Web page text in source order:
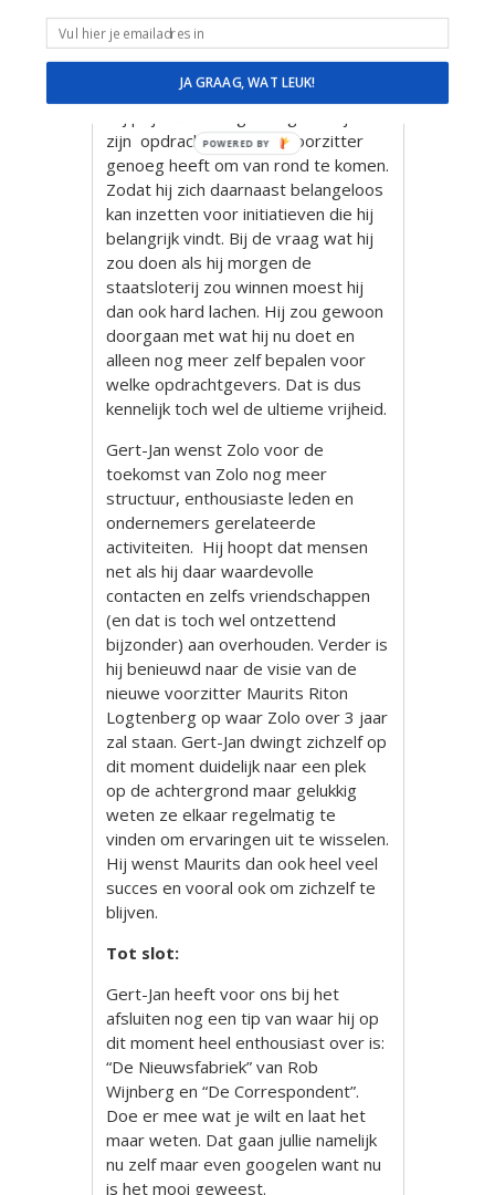
belangen van ZZP-ers landelijk als
coördinator regionale activiteiten bij
PZO_ZZP.
zijn opdrachten als dagvoorzitter
genoeg heeft om van rond te komen.
Zodat hij zich daarnaast belangeloos
kan inzetten voor initiatieven die hij
belangrijk vindt. Bij de vraag wat hij
zou doen als hij morgen de
staatsloterij zou winnen moest hij
dan ook hard lachen. Hij zou gewoon
doorgaan met wat hij nu doet en
alleen nog meer zelf bepalen voor
welke opdrachtgevers. Dat is dus
kennelijk toch wel de ultieme vrijheid.
Gert-Jan wenst Zolo voor de
toekomst van Zolo nog meer
structuur, enthousiaste leden en
ondernemers gerelateerde
activiteiten. Hij hoopt dat mensen
net als hij daar waardevolle
contacten en zelfs vriendschappen
(en dat is toch wel ontzettend
bijzonder) aan overhouden. Verder is
hij benieuwd naar de visie van de
nieuwe voorzitter Maurits Riton
Logtenberg op waar Zolo over 3 jaar
zal staan. Gert-Jan dwingt zichzelf op
dit moment duidelijk naar een plek
op de achtergrond maar gelukkig
weten ze elkaar regelmatig te
vinden om ervaringen uit te wisselen.
Hij wenst Maurits dan ook heel veel
succes en vooral ook om zichzelf te
blijven.
Tot slot:
Gert-Jan heeft voor ons bij het
afsluiten nog een tip van waar hij op
dit moment heel enthousiast over is:
“De Nieuwsfabriek” van Rob
Wijnberg en “De Correspondent”.
Doe er mee wat je wilt en laat het
maar weten. Dat gaan jullie namelijk
nu zelf maar even googelen want nu
is het mooi geweest.
JA GRAAG, WAT LEUK!
POWERED BY